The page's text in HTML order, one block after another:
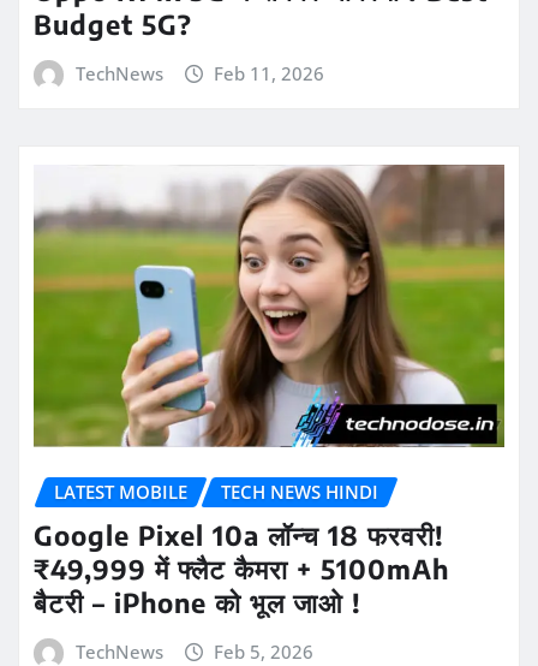
Budget 5G?
TechNews Feb 11, 2026
LATEST MOBILE TECH NEWS HINDI
Google Pixel 10a लॉन्च 18 फरवरी!
₹49,999 में फ्लैट कैमरा + 5100mAh
बैटरी – iPhone को भूल जाओ !
TechNews Feb 5, 2026